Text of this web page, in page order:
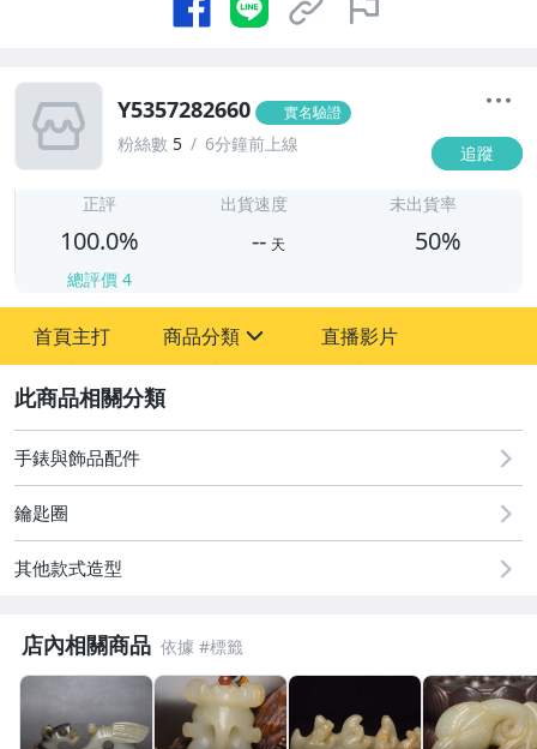
Y5357282660 實名驗證
粉絲數 5 6分鐘前上線 追蹤
正評
100.0%
總評價 4
出貨速度
-- 天
未出貨率
50%
首頁主打 商品分類
圖書/影音/文具
古董、藝術與礦石
偶像、球員卡與郵幣
直播影片
手錶與飾品配件
鑰匙圈
其他款式造型
店內相關商品